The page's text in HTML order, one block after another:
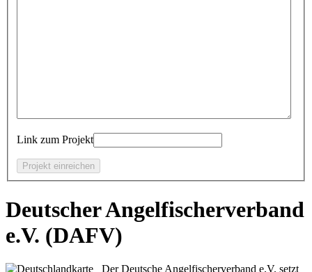
Link zum Projekt
Deutscher Angelfischerverband
e.V. (DAFV)
Der Deutsche Angelfischerverband e.V. setzt